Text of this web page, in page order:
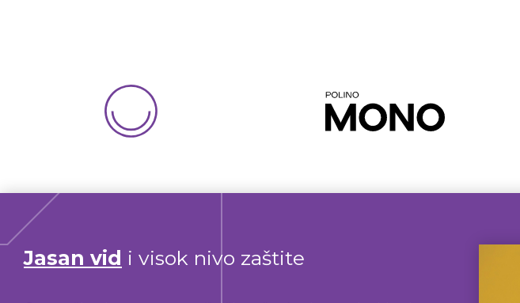
Jasan vid i visok nivo zaštite